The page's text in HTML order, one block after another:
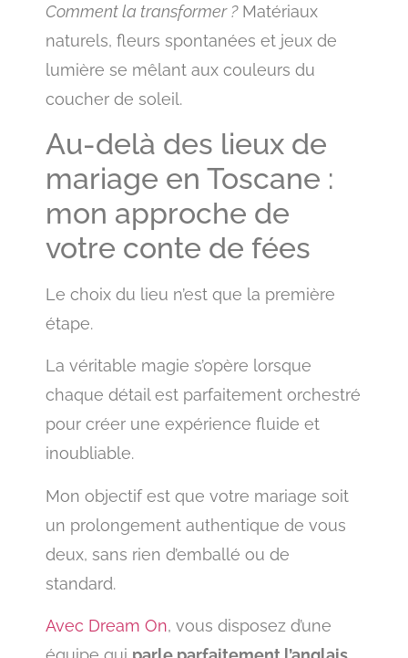
Comment la transformer ?Matériaux
naturels, fleurs spontanées et jeux de
lumière se mêlant aux couleurs du
coucher de soleil.
Au-delà des lieux de
mariage en Toscane :
mon approche de
votre conte de fées
Le choix du lieu n’est que la première
étape.
La véritable magie s’opère lorsque
chaque détail est parfaitement orchestré
pour créer une expérience fluide et
inoubliable.
Mon objectif est que votre mariage soit
un prolongement authentique de vous
deux, sans rien d’emballé ou de
standard.
Avec Dream On, vous disposez d’une